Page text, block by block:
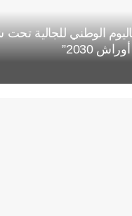
الوطني للجالية تحت
2030”